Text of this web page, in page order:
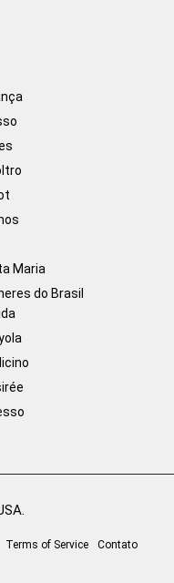
Maria
do Brasil
Terms of Service Contato